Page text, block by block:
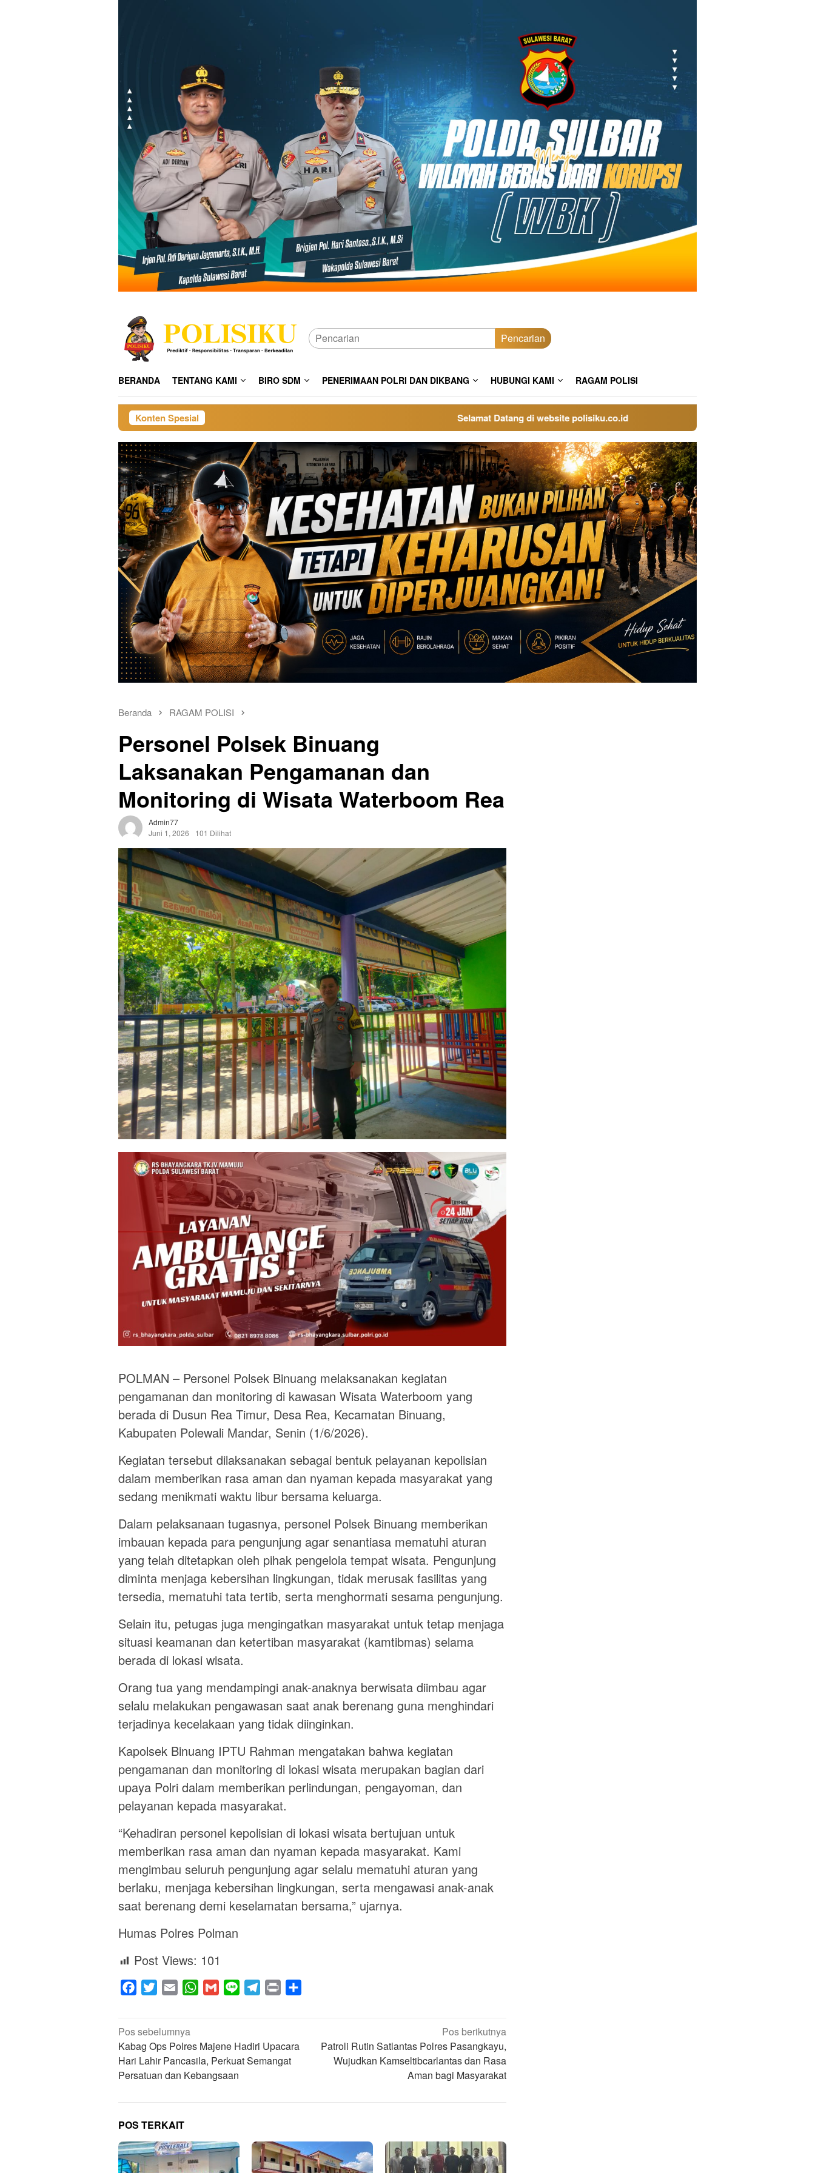
Pencarian
BERANDA TENTANG KAMI BIRO SDM PENERIMAAN POLRI DAN DIKBANG HUBUNGI KAMI RAGAM POLISI
Konten Spesial Selamat Datang di website polisiku.co.id
Beranda RAGAM POLISI
Personel Polsek Binuang
Laksanakan Pengamanan dan
Monitoring di Wisata Waterboom Rea
Admin77
Juni 1, 2026
101 Dilihat
POLMAN – Personel Polsek Binuang melaksanakan kegiatan
pengamanan dan monitoring di kawasan Wisata Waterboom yang
berada di Dusun Rea Timur, Desa Rea, Kecamatan Binuang,
Kabupaten Polewali Mandar, Senin (1/6/2026).
Kegiatan tersebut dilaksanakan sebagai bentuk pelayanan kepolisian
dalam memberikan rasa aman dan nyaman kepada masyarakat yang
sedang menikmati waktu libur bersama keluarga.
Dalam pelaksanaan tugasnya, personel Polsek Binuang memberikan
imbauan kepada para pengunjung agar senantiasa mematuhi aturan
yang telah ditetapkan oleh pihak pengelola tempat wisata. Pengunjung
diminta menjaga kebersihan lingkungan, tidak merusak fasilitas yang
tersedia, mematuhi tata tertib, serta menghormati sesama pengunjung.
Selain itu, petugas juga mengingatkan masyarakat untuk tetap menjaga
situasi keamanan dan ketertiban masyarakat (kamtibmas) selama
berada di lokasi wisata.
Orang tua yang mendampingi anak-anaknya berwisata diimbau agar
selalu melakukan pengawasan saat anak berenang guna menghindari
terjadinya kecelakaan yang tidak diinginkan.
Kapolsek Binuang IPTU Rahman mengatakan bahwa kegiatan
pengamanan dan monitoring di lokasi wisata merupakan bagian dari
upaya Polri dalam memberikan perlindungan, pengayoman, dan
pelayanan kepada masyarakat.
“Kehadiran personel kepolisian di lokasi wisata bertujuan untuk
memberikan rasa aman dan nyaman kepada masyarakat. Kami
mengimbau seluruh pengunjung agar selalu mematuhi aturan yang
berlaku, menjaga kebersihan lingkungan, serta mengawasi anak-anak
saat berenang demi keselamatan bersama,” ujarnya.
Humas Polres Polman
Post Views: 101
Facebook
Twitter Email WhatsApp
Gmail Line Telegram
Print
Navigasi
pos
Pos sebelumnya
Kabag Ops Polres Majene Hadiri Upacara
Hari Lahir Pancasila, Perkuat Semangat
Persatuan dan Kebangsaan
Pos berikutnya
Patroli Rutin Satlantas Polres Pasangkayu,
Wujudkan Kamseltibcarlantas dan Rasa
Aman bagi Masyarakat
POS TERKAIT